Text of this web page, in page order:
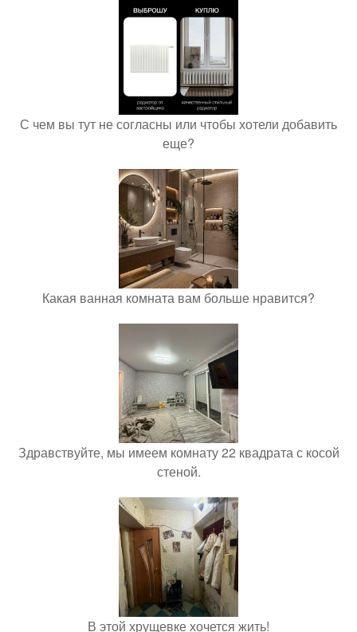
С чем вы тут не согласны или чтобы хотели добавить
еще?
Какая ванная комната вам больше нравится?
Здравствуйте, мы имеем комнату 22 квадрата с косой
стеной.
В этой хрущевке хочется жить!